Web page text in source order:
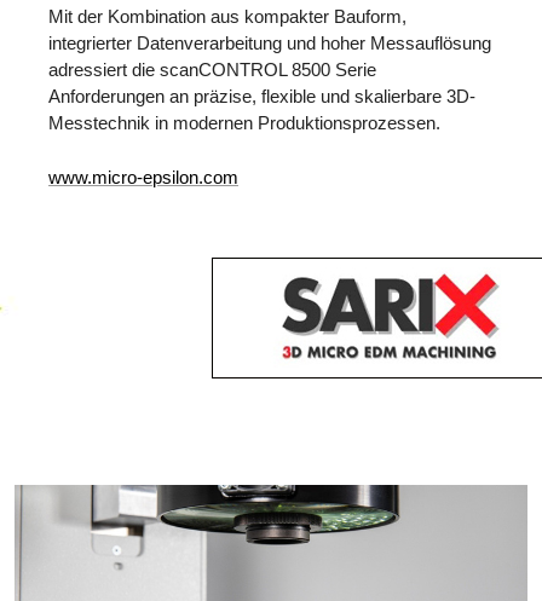
Mit der Kombination aus kompakter Bauform,
integrierter Datenverarbeitung und hoher Messauflösung
adressiert die scanCONTROL 8500 Serie
Anforderungen an präzise, flexible und skalierbare 3D-
Messtechnik in modernen Produktionsprozessen.
www.micro-epsilon.com